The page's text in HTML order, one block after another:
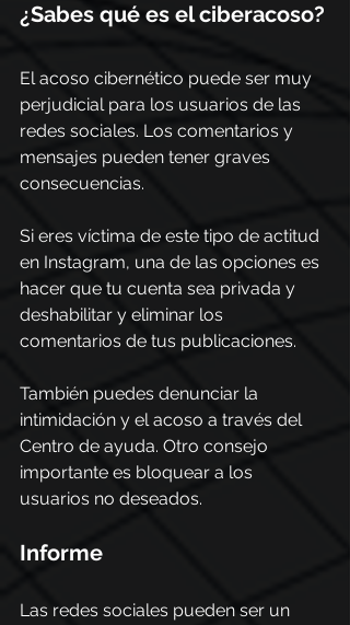
¿Sabes qué es el ciberacoso?
El acoso cibernético puede ser muy
perjudicial para los usuarios de las
redes sociales. Los comentarios y
mensajes pueden tener graves
consecuencias.
Si eres víctima de este tipo de actitud
en Instagram, una de las opciones es
hacer que tu cuenta sea privada y
deshabilitar y eliminar los
comentarios de tus publicaciones.
También puedes denunciar la
intimidación y el acoso a través del
Centro de ayuda. Otro consejo
importante es bloquear a los
usuarios no deseados.
Informe
Las redes sociales pueden ser un